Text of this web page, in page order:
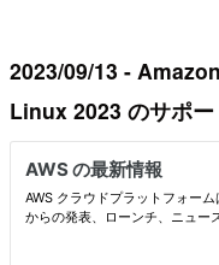
2023/09/13 -
Linux 2023 のサポ